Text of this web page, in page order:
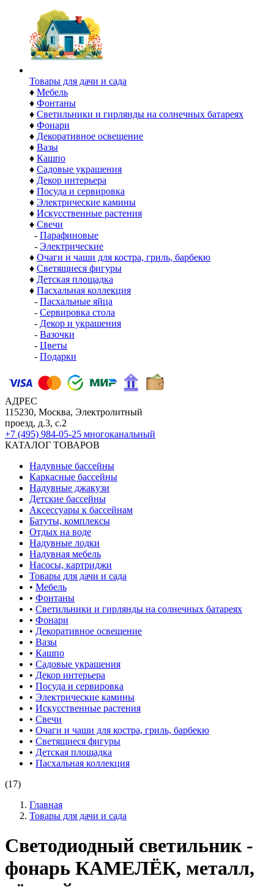
Товары для дачи и сада
♦ Мебель
♦ Фонтаны
♦ Светильники и гирлянды на солнечных батареях
♦ Фонари
♦ Декоративное освещение
♦ Вазы
♦ Кашпо
♦ Садовые украшения
♦ Декор интерьера
♦ Посуда и сервировка
♦ Электрические камины
♦ Искусственные растения
♦ Свечи
- Парафиновые
- Электрические
♦ Очаги и чаши для костра, гриль, барбекю
♦ Светящиеся фигуры
♦ Детская площадка
♦ Пасхальная коллекция
- Пасхальные яйца
- Сервировка стола
- Декор и украшения
- Вазочки
- Цветы
- Подарки
АДРЕС
115230, Москва, Электролитный
проезд, д.3, с.2
+7 (495) 984-05-25 многоканальный
КАТАЛОГ ТОВАРОВ
Надувные бассейны
Каркасные бассейны
Надувные джакузи
Детские бассейны
Аксессуары к бассейнам
Батуты, комплексы
Отдых на воде
Надувные лодки
Надувная мебель
Насосы, картриджи
Товары для дачи и сада
• Мебель
• Фонтаны
• Светильники и гирлянды на солнечных батареях
• Фонари
• Декоративное освещение
• Вазы
• Кашпо
• Садовые украшения
• Декор интерьера
• Посуда и сервировка
• Электрические камины
• Искусственные растения
• Свечи
• Очаги и чаши для костра, гриль, барбекю
• Светящиеся фигуры
• Детская площадка
• Пасхальная коллекция
(17)
Главная
Товары для дачи и сада
Светодиодный светильник -
фонарь КАМЕЛЁК, металл,